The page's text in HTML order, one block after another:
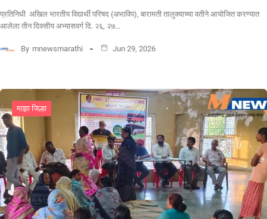
प्रतिनिधी अखिल भारतीय विद्यार्थी परिषद (अभाविप), बारामती तालुक्याच्या वतीने आयोजित करण्यात
आलेला तीन दिवसीय अभ्यासवर्ग दि. २६, २७…
By mnewsmarathi Jun 29, 2026
माझा जिल्हा